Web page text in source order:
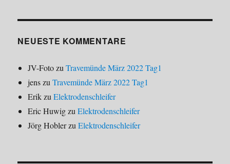
NEUESTE KOMMENTARE
JV-FotozuTravemünde März 2022 Tag1
jenszuTravemünde März 2022 Tag1
ErikzuElektrodenschleifer
Eric HuwigzuElektrodenschleifer
Jörg HoblerzuElektrodenschleifer